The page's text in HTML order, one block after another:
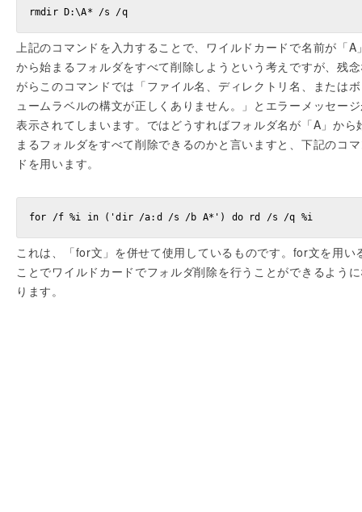
rmdir D:\A* /s /q
上記のコマンドを入力することで、ワイルドカードで名前が「A
から始まるフォルダをすべて削除しようという考えですが、残
がらこのコマンドでは「ファイル名、ディレクトリ名、または
ュームラベルの構文が正しくありません。」とエラーメッセー
表示されてしまいます。ではどうすればフォルダ名が「A」から
まるフォルダをすべて削除できるのかと言いますと、下記のコ
ドを用います。
for /f %i in ('dir /a:d /s /b A*') do rd /s /q %i
これは、「for文」を併せて使用しているものです。for文を用い
ことでワイルドカードでフォルダ削除を行うことができるよう
ります。